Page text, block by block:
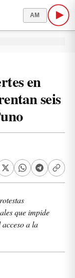
AM
en
seis
que impide
a la